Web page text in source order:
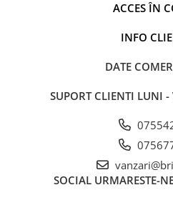
Glafuri din Ceramică
Vopsele & Tencuieli Decorative
Tencuieli Decorative
Finisaje Giorgio Graesan
ACCES ÎN
INFO
DATE
SUPORT CLIENTI LUNI -
SOCIAL URMARESTE-